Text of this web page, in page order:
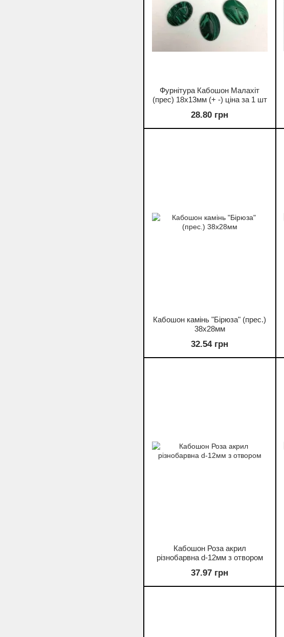
Фурнітура Кабошон Малахіт
(прес) 18х13мм (+ -) ціна за 1 шт
28.80 грн
Кабошон камінь "Бірюза" (прес.)
38х28мм
32.54 грн
Кабошон Роза акрил
різнобарвна d-12мм з отвором
37.97 грн